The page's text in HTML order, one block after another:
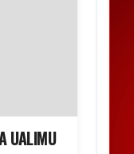
UALIMU